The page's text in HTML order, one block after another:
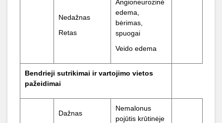
Nedažnas
Retas
Angioneurozinė
edema,
bėrimas,
spuogai
Veido edema
Bendrieji sutrikimai ir vartojimo vietos
pažeidimai
Dažnas
Nemalonus
pojūtis krūtinėje